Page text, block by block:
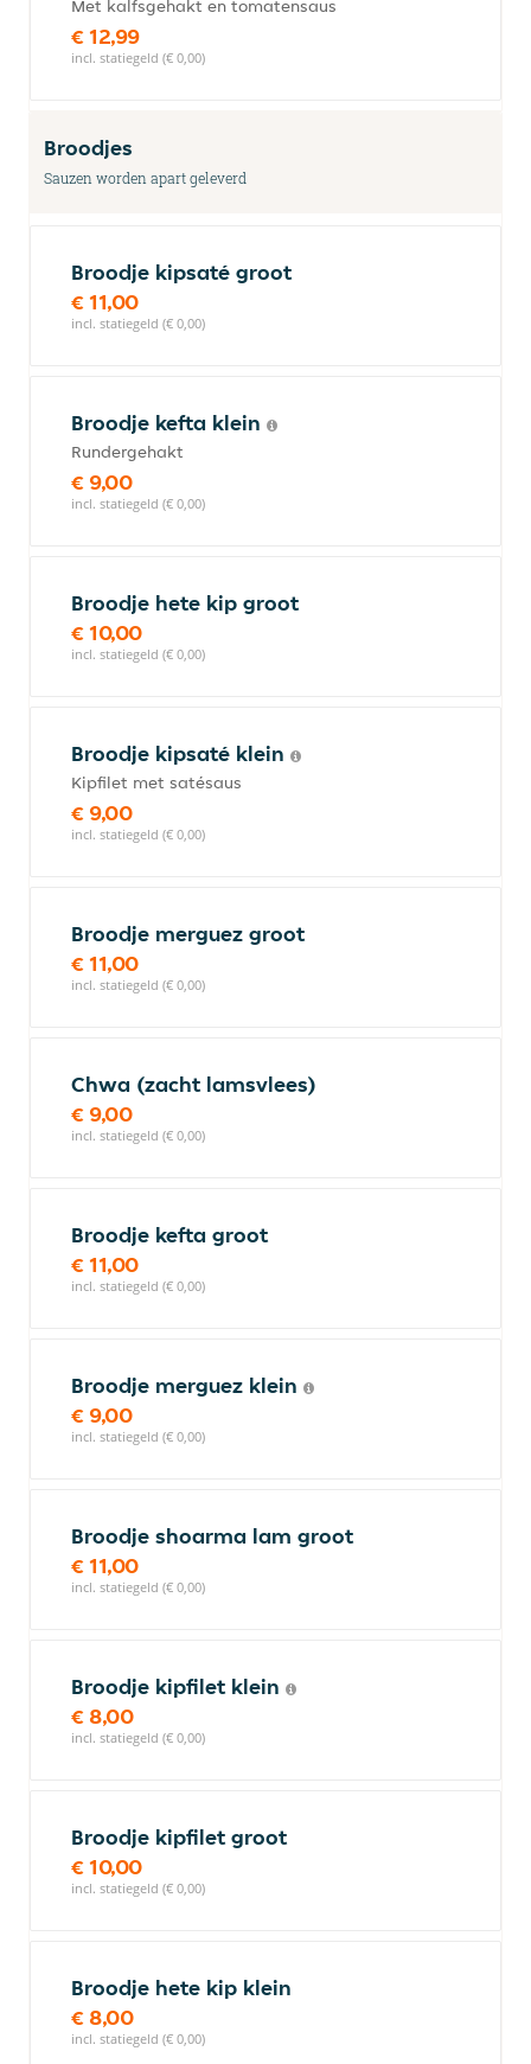
Met kalfsgehakt en tomatensaus
€ 12,99
incl. statiegeld (€ 0,00)
Broodjes
Sauzen worden apart geleverd
Broodje kipsaté groot
€ 11,00
incl. statiegeld (€ 0,00)
Broodje kefta klein
Rundergehakt
€ 9,00
incl. statiegeld (€ 0,00)
Broodje hete kip groot
€ 10,00
incl. statiegeld (€ 0,00)
Broodje kipsaté klein
Kipfilet met satésaus
€ 9,00
incl. statiegeld (€ 0,00)
Broodje merguez groot
€ 11,00
incl. statiegeld (€ 0,00)
Chwa (zacht lamsvlees)
€ 9,00
incl. statiegeld (€ 0,00)
Broodje kefta groot
€ 11,00
incl. statiegeld (€ 0,00)
Broodje merguez klein
€ 9,00
incl. statiegeld (€ 0,00)
Broodje shoarma lam groot
€ 11,00
incl. statiegeld (€ 0,00)
Broodje kipfilet klein
€ 8,00
incl. statiegeld (€ 0,00)
Broodje kipfilet groot
€ 10,00
incl. statiegeld (€ 0,00)
Broodje hete kip klein
€ 8,00
incl. statiegeld (€ 0,00)